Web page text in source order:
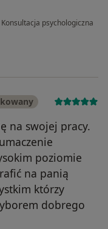
Konsultacja psychologiczna
na swojej pracy.
poziomie
na panią
którzy
dobrego